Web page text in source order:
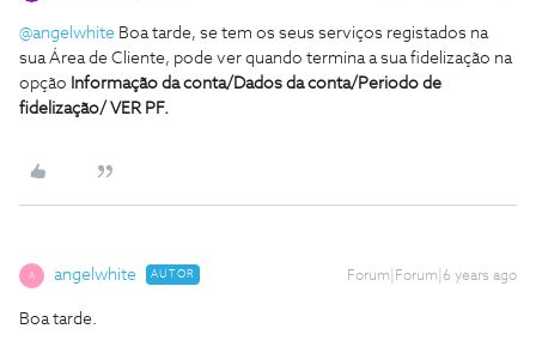
@angelwhite Boa tarde, se tem os seus serviços registados na
sua Área de Cliente, pode ver quando termina a sua fidelização na
opção Informação da conta/Dados da conta/Periodo de
fidelização/ VER PF.
A angelwhite AUTOR Forum|Forum|6 years ago
Boa tarde.